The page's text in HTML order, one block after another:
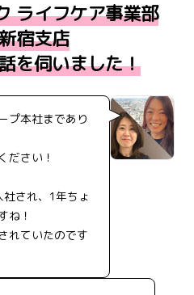
ライフケア事業部
宿支店
を伺いました！
プ本社まであり
ださい！
され、1年ちょ
ね！
れていたのです